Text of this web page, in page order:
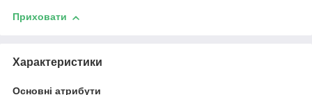
Приховати
Характеристики
Основні атрибути